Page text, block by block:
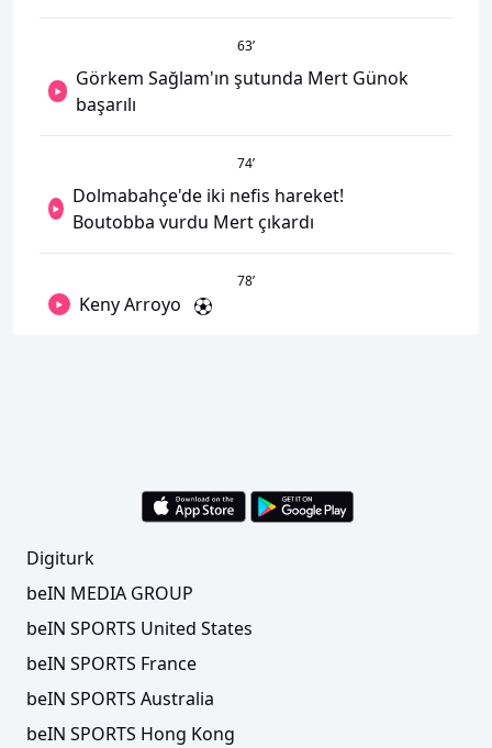
63’
Görkem Sağlam'ın şutunda Mert Günok
başarılı
74’
Dolmabahçe'de iki nefis hareket!
Boutobba vurdu Mert çıkardı
78’
Keny Arroyo
Digiturk
beIN MEDIA GROUP
beIN SPORTS United States
beIN SPORTS France
beIN SPORTS Australia
beIN SPORTS Hong Kong